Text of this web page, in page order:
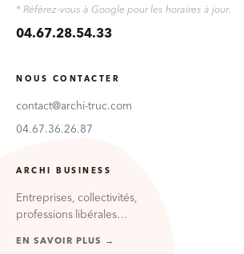
* Référez-vous à Google pour les horaires à jour.
04.67.28.54.33
NOUS CONTACTER
contact@archi-truc.com
04.67.36.26.87
ARCHI BUSINESS
Entreprises, collectivités,
professions libérales…
EN SAVOIR PLUS →